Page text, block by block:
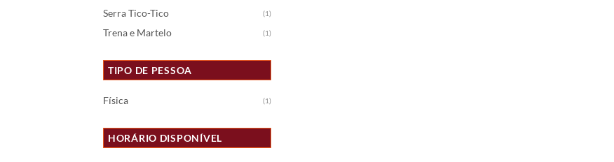
Serra Tico-Tico (1)
Trena e Martelo (1)
TIPO DE PESSOA
Física (1)
HORÁRIO DISPONÍVEL